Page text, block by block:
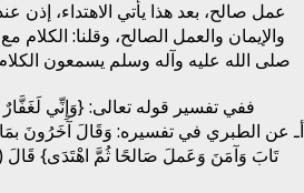
عمل صالح، بعد هذا يأتي الاهتداء، إذن
والإيمان والعمل الصالح، وقلنا:
صلى الله عليه وآله وسلم يسمعون
ففي تفسير قوله تعالى: {وَإِنِّي
أـ عن الطبري في تفسيره: وَقَالَ آخَرُونَ
تَابَ وَآمَنَ وَعَملَ صَالحًا ثُمَّ اهْتَدَى} قَالَ